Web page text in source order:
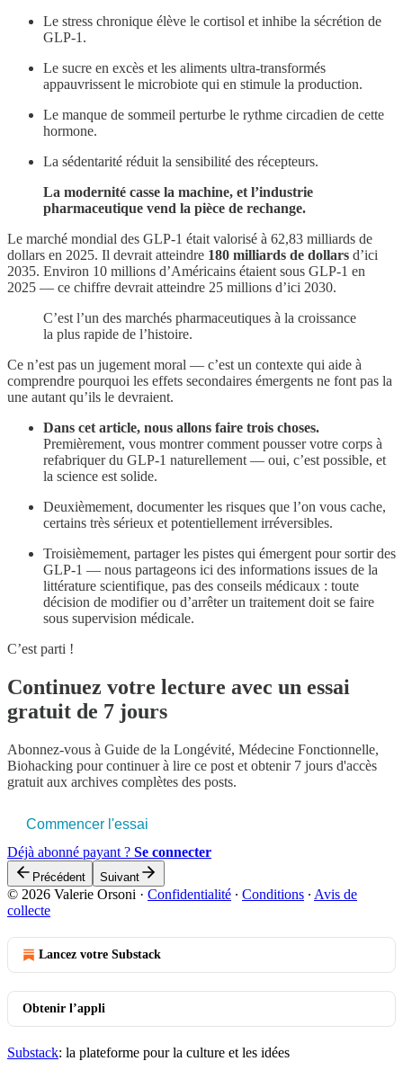
Le stress chronique élève le cortisol et inhibe la sécrétion de
GLP-1.
Le sucre en excès et les aliments ultra-transformés
appauvrissent le microbiote qui en stimule la production.
Le manque de sommeil perturbe le rythme circadien de cette
hormone.
La sédentarité réduit la sensibilité des récepteurs.
La modernité casse la machine, et l’industrie
pharmaceutique vend la pièce de rechange.
Le marché mondial des GLP-1 était valorisé à 62,83 milliards de
dollars en 2025. Il devrait atteindre 180 milliards de dollars d’ici
2035. Environ 10 millions d’Américains étaient sous GLP-1 en
2025 — ce chiffre devrait atteindre 25 millions d’ici 2030.
C’est l’un des marchés pharmaceutiques à la croissance
la plus rapide de l’histoire.
Ce n’est pas un jugement moral — c’est un contexte qui aide à
comprendre pourquoi les effets secondaires émergents ne font pas la
une autant qu’ils le devraient.
Dans cet article, nous allons faire trois choses.
Premièrement, vous montrer comment pousser votre corps à
refabriquer du GLP-1 naturellement — oui, c’est possible, et
la science est solide.
Deuxièmement, documenter les risques que l’on vous cache,
certains très sérieux et potentiellement irréversibles.
Troisièmement, partager les pistes qui émergent pour sortir des
GLP-1 — nous partageons ici des informations issues de la
littérature scientifique, pas des conseils médicaux : toute
décision de modifier ou d’arrêter un traitement doit se faire
sous supervision médicale.
C’est parti !
Continuez votre lecture avec un essai
gratuit de 7 jours
Abonnez-vous à Guide de la Longévité, Médecine Fonctionnelle,
Biohacking pour continuer à lire ce post et obtenir 7 jours d'accès
gratuit aux archives complètes des posts.
Commencer l'essai
Déjà abonné payant ? Se connecter
Précédent Suivant
© 2026 Valerie Orsoni · Confidentialité ∙ Conditions ∙ Avis de
collecte
Lancez votre Substack
Obtenir l’appli
Substack: la plateforme pour la culture et les idées